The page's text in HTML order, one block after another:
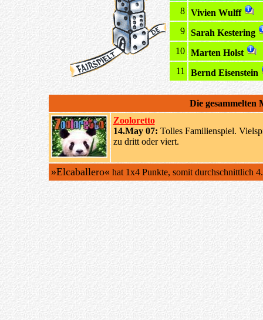
8
Vivien Wulff
9
Sarah Kestering
10
Marten Holst
11
Bernd Eisenstein
Die gesammelten
Zooloretto
14.May 07: Tolles Familienspiel.
zu dritt oder viert.
»Elcaballero« hat 1x4 Punkte, somit durchschnittlich